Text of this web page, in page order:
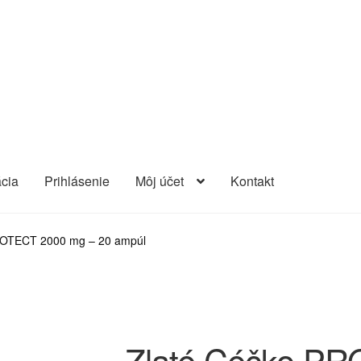
Prihlásenie Môj účet Kontakt
účetPassword Recovery
2000 mg – 20 ampúl